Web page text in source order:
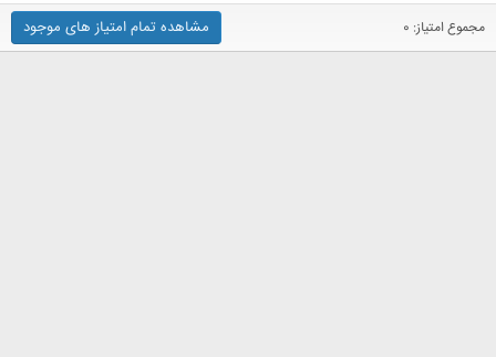
مجموع امتیاز: 0 مشاهده تمام امتیاز های موجود